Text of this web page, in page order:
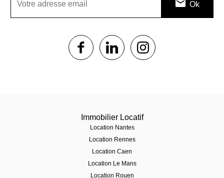
1$s 1$s
Immobilier Locatif
Location Nantes
Location Rennes
Location Caen
Location Le Mans
Location Rouen